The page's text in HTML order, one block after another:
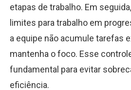
etapas de trabalho. Em
limites para trabalho em
a equipe não acumule tarefas
mantenha o foco. Esse
fundamental para evitar
eficiência.